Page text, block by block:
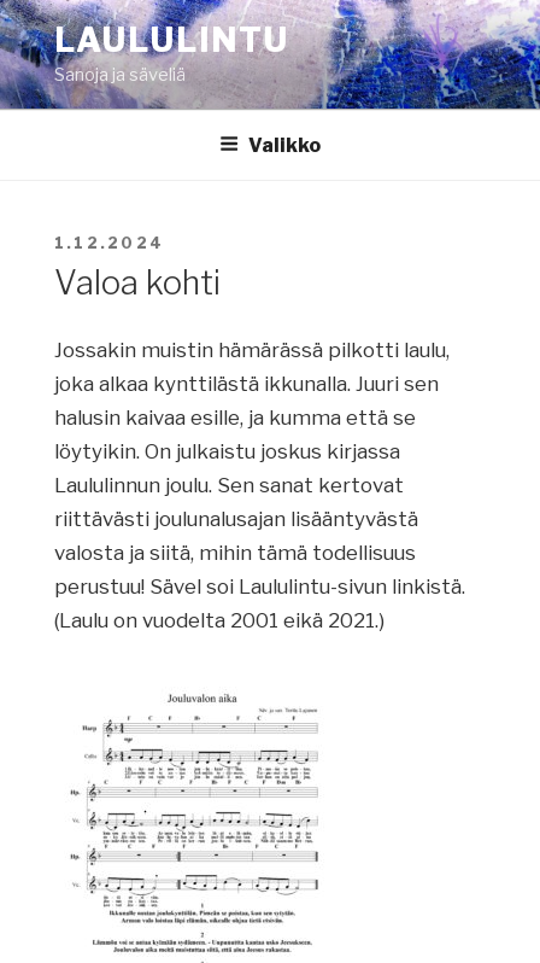
Siirry
sisältöönLAULULINTU
Sanoja ja säveliä
Valikko
JULKAISTU
1.12.2024
Valoa kohti
Jossakin muistin hämärässä pilkotti laulu,
joka alkaa kynttilästä ikkunalla. Juuri sen
halusin kaivaa esille, ja kumma että se
löytyikin. On julkaistu joskus kirjassa
Laululinnun joulu. Sen sanat kertovat
riittävästi joulunalusajan lisääntyvästä
valosta ja siitä, mihin tämä todellisuus
perustuu! Sävel soi Laululintu-sivun linkistä.
(Laulu on vuodelta 2001 eikä 2021.)